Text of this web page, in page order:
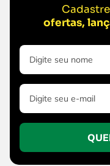
ofertas,